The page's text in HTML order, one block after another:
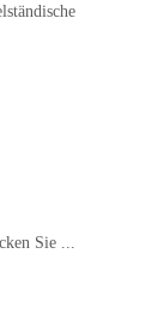
Sie ...